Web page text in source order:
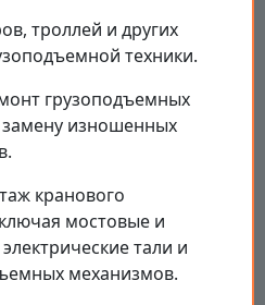
троллей и других
техники.
грузоподъемных
изношенных
кранового
мостовые и
тали и
механизмов.